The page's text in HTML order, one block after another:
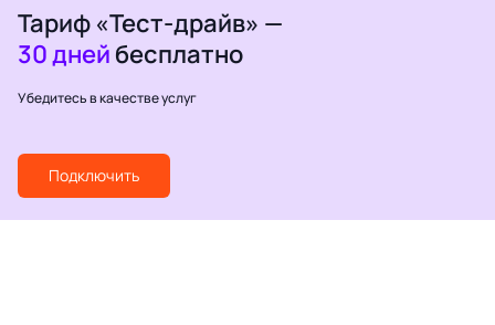
Тариф «Тест-драйв» —
30 дней бесплатно
Убедитесь в качестве услуг
Подключить